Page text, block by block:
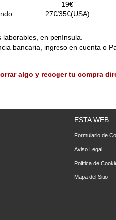
19€
27€/35€(USA)
en península.
bancaria, ingreso en cuenta o
algo y recoger tu compra
ESTA WEB
Formulario de
Aviso Legal
Política de
Mapa del Sitio